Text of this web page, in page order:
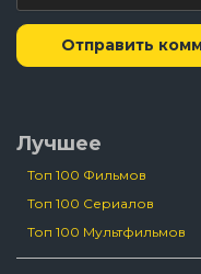
Отправить
Лучшее
Топ 100 Фильмов
Топ 100 Сериалов
Топ 100 Мультфильмов